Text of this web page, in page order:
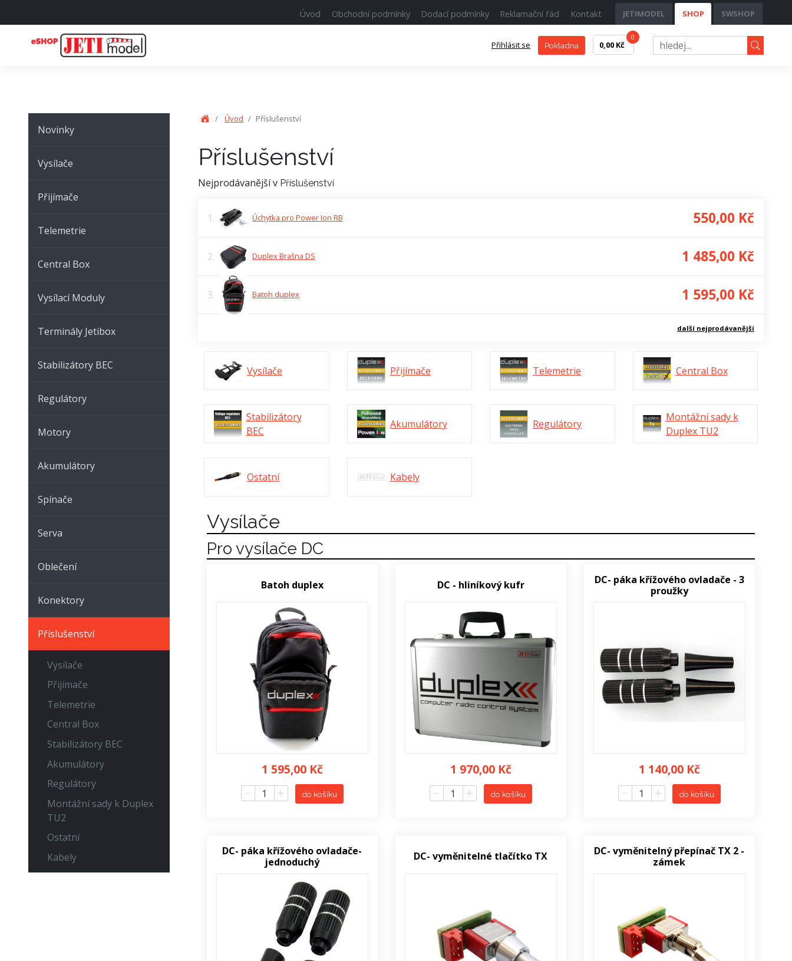
Úvod Obchodní podmínky Dodací podmínky Reklamační řád Kontakt JETIMODEL SHOP SWSHOP
Přihlásit se Pokladna 0,00 Kč
0
Novinky
Vysílače
Přijímače
Telemetrie
Central Box
Vysílací Moduly
Terminály Jetibox
Stabilizátory BEC
Regulátory
Motory
Akumulátory
Spínače
Serva
Oblečení
Konektory
Příslušenství
Vysílače
Přijímače
Telemetrie
Central Box
Stabilizátory BEC
Akumulátory
Regulátory
Montážní sady k Duplex
TU2
Ostatní
Kabely
Úvod Příslušenství
Příslušenství
Nejprodávanější v Příslušenství
1. Úchytka pro Power Ion RB 550,00 Kč
2. Duplex Brašna DS 1 485,00 Kč
3. Batoh duplex 1 595,00 Kč
další nejprodávanější
Vysílače Přijímače Telemetrie Central Box
Stabilizátory
BEC
Akumulátory Regulátory
Montážní sady k
Duplex TU2
Ostatní Kabely
Vysílače
Pro vysílače DC
Batoh duplex
1 595,00 Kč
do košíku
DC - hliníkový kufr
1 970,00 Kč
do košíku
DC- páka křížového ovladače - 3
proužky
1 140,00 Kč
do košíku
DC- páka křížového ovladače-
jednoduchý
DC- vyměnitelné tlačítko TX
DC- vyměnitelný přepínač TX 2 -
zámek